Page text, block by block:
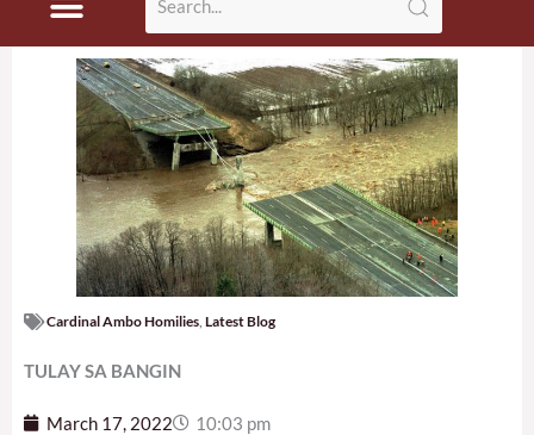
Cardinal Ambo Homilies Latest Blog
TULAY SA BANGIN
March 17, 2022 10:03 pm